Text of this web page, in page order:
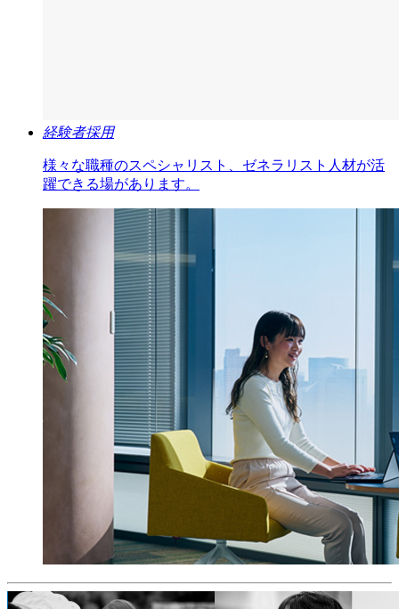
経験者採用
様々な職種のスペシャリスト、ゼネラリスト人材が活
躍できる場があります。